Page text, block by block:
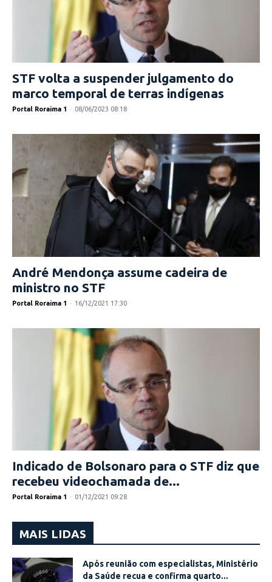
STF volta a suspender julgamento do
marco temporal de terras indígenas
Portal Roraima 1 - 08/06/2023 08:18
André Mendonça assume cadeira de
ministro no STF
Portal Roraima 1 - 16/12/2021 17:30
Indicado de Bolsonaro para o STF diz que
recebeu videochamada de...
Portal Roraima 1 - 01/12/2021 09:28
MAIS LIDAS
Após reunião com especialistas, Ministério
da Saúde recua e confirma quarto...